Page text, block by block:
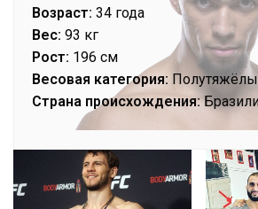
Возраст: 34 года
Вес: 93 кг
Рост: 196 см
Весовая категория:
Страна происхождения: